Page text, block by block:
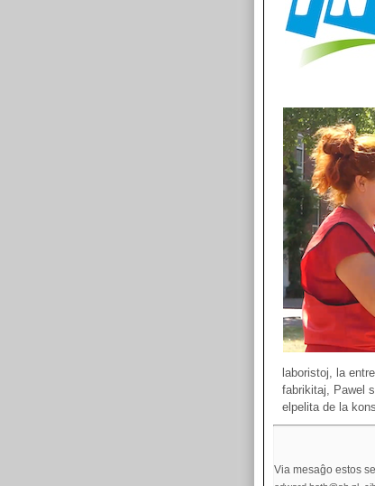
laboristoj, la
fabrikitaj, Pawel
elpelita de la
Via mesaĝo estos